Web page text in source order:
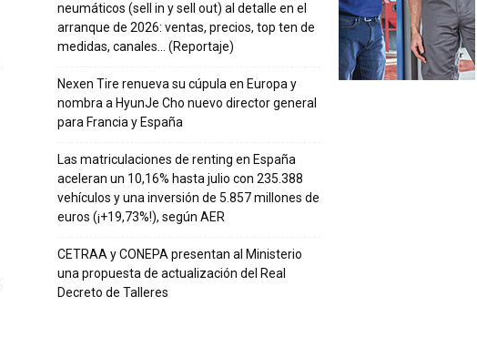
neumáticos (sell in y sell out) al detalle en el
arranque de 2026: ventas, precios, top ten de
medidas, canales… (Reportaje)
Nexen Tire renueva su cúpula en Europa y
nombra a HyunJe Cho nuevo director general
para Francia y España
Las matriculaciones de renting en España
aceleran un 10,16% hasta julio con 235.388
vehículos y una inversión de 5.857 millones de
euros (¡+19,73%!), según AER
CETRAA y CONEPA presentan al Ministerio
una propuesta de actualización del Real
Decreto de Talleres